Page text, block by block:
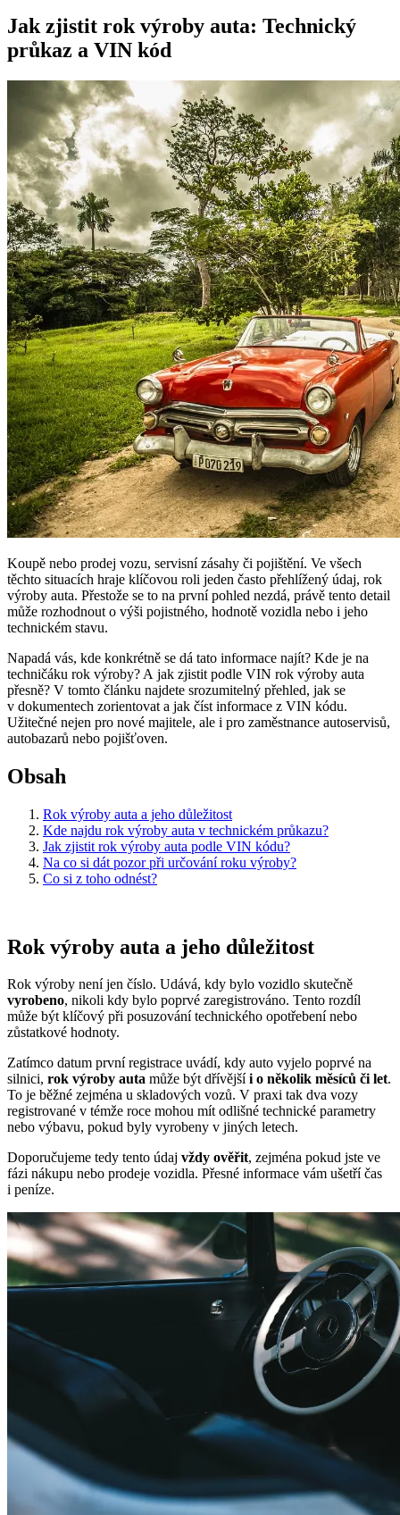
Jak zjistit rok výroby auta: Technický
průkaz a VIN kód
Koupě nebo prodej vozu, servisní zásahy či pojištění. Ve všech
těchto situacích hraje klíčovou roli jeden často přehlížený údaj, rok
výroby auta. Přestože se to na první pohled nezdá, právě tento detail
může rozhodnout o výši pojistného, hodnotě vozidla nebo i jeho
technickém stavu.
Napadá vás, kde konkrétně se dá tato informace najít? Kde je na
techničáku rok výroby? A jak zjistit podle VIN rok výroby auta
přesně? V tomto článku najdete srozumitelný přehled, jak se
v dokumentech zorientovat a jak číst informace z VIN kódu.
Užitečné nejen pro nové majitele, ale i pro zaměstnance autoservisů,
autobazarů nebo pojišťoven.
Obsah
Rok výroby auta a jeho důležitost
Kde najdu rok výroby auta v technickém průkazu?
Jak zjistit rok výroby auta podle VIN kódu?
Na co si dát pozor při určování roku výroby?
Co si z toho odnést?
Rok výroby auta a jeho důležitost
Rok výroby není jen číslo. Udává, kdy bylo vozidlo skutečně
vyrobeno, nikoli kdy bylo poprvé zaregistrováno. Tento rozdíl
může být klíčový při posuzování technického opotřebení nebo
zůstatkové hodnoty.
Zatímco datum první registrace uvádí, kdy auto vyjelo poprvé na
silnici, rok výroby auta může být dřívějšíi o několik měsíců či let.
To je běžné zejména u skladových vozů. V praxi tak dva vozy
registrované v témže roce mohou mít odlišné technické parametry
nebo výbavu, pokud byly vyrobeny v jiných letech.
Doporučujeme tedy tento údaj vždy ověřit, zejména pokud jste ve
fázi nákupu nebo prodeje vozidla. Přesné informace vám ušetří čas
i peníze.